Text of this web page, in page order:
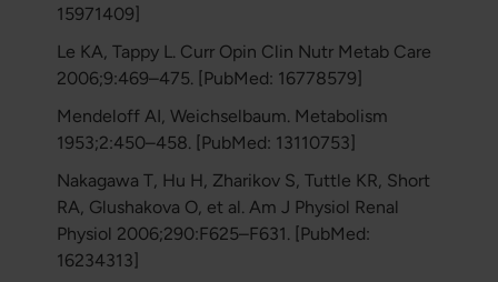
15971409]
Le KA, Tappy L. Curr Opin Clin Nutr Metab Care
2006;9:469–475. [PubMed: 16778579]
Mendeloff AI, Weichselbaum. Metabolism
1953;2:450–458. [PubMed: 13110753]
Nakagawa T, Hu H, Zharikov S, Tuttle KR, Short
RA, Glushakova O, et al. Am J Physiol Renal
Physiol 2006;290:F625–F631. [PubMed:
16234313]